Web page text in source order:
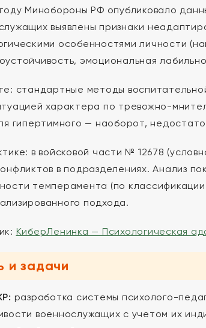
Минобороны РФ опубликовало
выявлены признаки
особенностями личности
эмоциональная
стандартные методы
характера по тревожно-
гипертимного — наоборот,
в войсковой части № 12678
в подразделениях. Анализ
темперамента (по
подхода.
КиберЛенинка — Психологическая
и задачи
разработка системы психолого-
военнослужащих с учетом их